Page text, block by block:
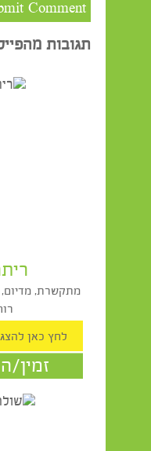
ריתה בר